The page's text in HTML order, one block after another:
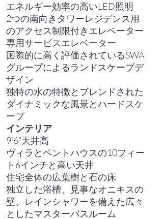
エネルギー効率の高いLED照明
2つの南向きタワーレジデンス用
のアクセス制限付きエレベーター
専用サービスエレベーター
国際的に高く評価されているSWA
グループによるランドスケープデ
ザイン
独特の水の特徴とブレンドされた
ダイナミックな風景とハードスケ
ープ
インテリア
9'6”天井高
ヴィラとペントハウスの10フィー
ト6インチと高い天井
住宅全体の広葉樹と石の床
独立した浴槽、見事なオニキスの
壁、レインシャワーを備えた広々
としたマスターバスルーム